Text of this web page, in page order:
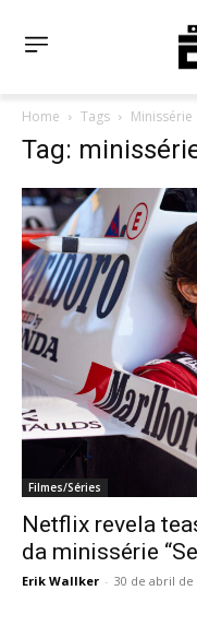
Home Tags Minissérie
Tag:
Filmes/Séries
Netflix revela
da minissérie
Erik Wallker - 30 de abril de